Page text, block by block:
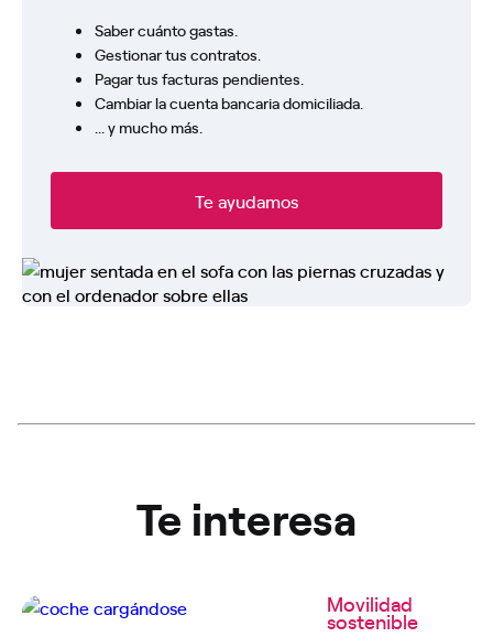
Saber cuánto gastas.
Gestionar tus contratos.
Pagar tus facturas pendientes.
Cambiar la cuenta bancaria domiciliada.
... y mucho más.
Te ayudamos
Te interesa
Movilidad
sostenible